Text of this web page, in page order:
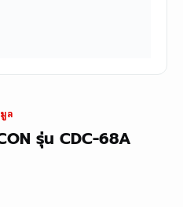
ล
รุ่น CDC-68A